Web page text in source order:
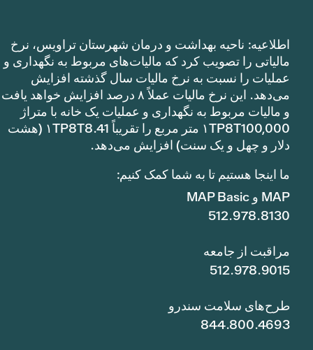
اطلاعیه: ناحیه بهداشت و درمان شهرستان تراویس، نرخ
مالیاتی را تصویب کرد که مالیات‌های مربوط به نگهداری و
عملیات را نسبت به نرخ مالیات سال گذشته افزایش
می‌دهد. این نرخ مالیات عملاً ۸ درصد افزایش خواهد یافت
و مالیات مربوط به نگهداری و عملیات یک خانه با متراژ
۱TP8T100,000 متر مربع را تقریباً ۱TP8T8.41 (هشت
دلار و چهل و یک سنت) افزایش می‌دهد.
ما اینجا هستیم تا به شما کمک کنیم:
MAP و MAP Basic
512.978.8130
مراقبت از جامعه
512.978.9015
طرح‌های سلامت سندرو
844.800.4693